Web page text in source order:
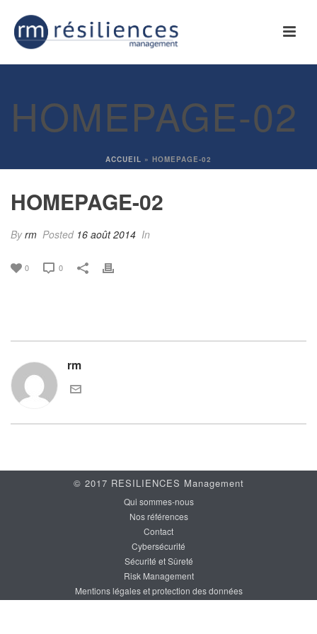
HOMEPAGE-02
ACCUEIL » HOMEPAGE-02
HOMEPAGE-02
Byrm Posted 16 août 2014 In
0 0
rm
© 2017 RESILIENCES Management
Qui sommes-nous
Nos références
Contact
Cybersécurité
Sécurité et Sûreté
Risk Management
Mentions légales et protection des données